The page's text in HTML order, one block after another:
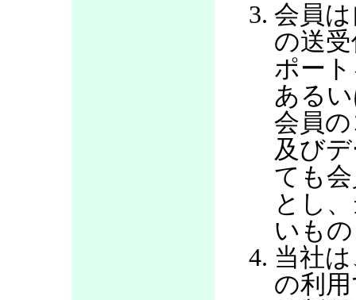
会員
の送
ポー
ある
会員
及び
ても
とし
いも
当社
の利